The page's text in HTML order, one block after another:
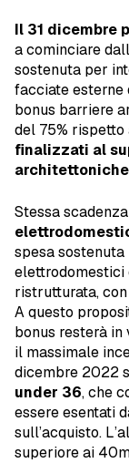
Il 31 dicembre
a cominciare
sostenuta per
facciate esterne
bonus barriere
del 75% rispetto
finalizzati al
architettoniche
Stessa
spesa
elettrodomestici
ristrutturata,
A questo
bonus resterà in
il massimale
dicembre 2022
under 36, che
essere esentati
sull’acquisto.
superiore ai